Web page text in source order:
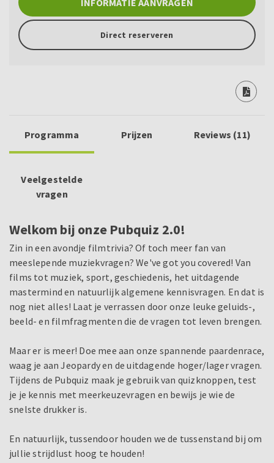
INFORMATIE AANVRAGEN
Direct reserveren
Programma Prijzen Reviews (11)
Veelgestelde
vragen
Welkom bij onze Pubquiz 2.0!
Zin in een avondje filmtrivia? Of toch meer fan van
meeslepende muziekvragen? We've got you covered! Van
films tot muziek, sport, geschiedenis, het uitdagende
mastermind en natuurlijk algemene kennisvragen. En dat is
nog niet alles! Laat je verrassen door onze leuke geluids-,
beeld- en filmfragmenten die de vragen tot leven brengen.
Maar er is meer! Doe mee aan onze spannende paardenrace,
waag je aan Jeopardy en de uitdagende hoger/lager vragen.
Tijdens de Pubquiz maak je gebruik van quizknoppen, test
je je kennis met meerkeuzevragen en bewijs je wie de
snelste drukker is.
En natuurlijk, tussendoor houden we de tussenstand bij om
jullie strijdlust hoog te houden!